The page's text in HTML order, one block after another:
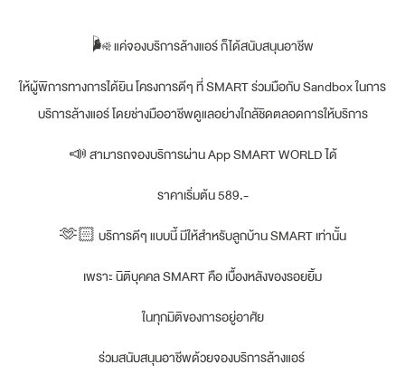
🌬 แค่จองบริการล้างแอร์ ก็ได้สนับสนุนอาชีพ
ให้ผู้พิการทางการได้ยิน โครงการดีๆ ที่ SMART ร่วมมือกับ Sandbox ในการ
บริการล้างแอร์ โดยช่างมืออาชีพดูแลอย่างใกล้ชิดตลอดการให้บริการ
📣 สามารถจองบริการผ่าน App SMART WORLD ได้
ราคาเริ่มต้น 589.-
🫶🏻 บริการดีๆ แบบนี้ มีให้สำหรับลูกบ้าน SMART เท่านั้น
เพราะ นิติบุคคล SMART คือ เบื้องหลังของรอยยิ้ม
ในทุกมิติของการอยู่อาศัย
ร่วมสนับสนุนอาชีพด้วยจองบริการล้างแอร์